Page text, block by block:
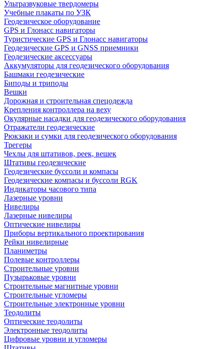
Ультразвуковые твердомеры
Учебные плакаты по УЗК
Геодезическое оборудование
GPS и Глонасс навигаторы
Туристические GPS и Глонасс навигаторы
Геодезические GPS и GNSS приемники
Геодезические аксессуары
Аккумуляторы для геодезического оборудования
Башмаки геодезические
Биподы и триподы
Вешки
Дорожная и строительная спецодежда
Крепления контроллера на веху
Окулярные насадки для геодезического оборудования
Отражатели геодезические
Рюкзаки и сумки для геодезического оборудования
Трегеры
Чехлы для штативов, реек, вешек
Штативы геодезические
Геодезические буссоли и компасы
Геодезические компасы и буссоли RGK
Индикаторы часового типа
Лазерные уровни
Нивелиры
Лазерные нивелиры
Оптические нивелиры
Приборы вертикального проектирования
Рейки нивелирные
Планиметры
Полевые контроллеры
Строительные уровни
Пузырьковые уровни
Строительные магнитные уровни
Строительные угломеры
Строительные электронные уровни
Теодолиты
Оптические теодолиты
Электронные теодолиты
Цифровые уровни и угломеры